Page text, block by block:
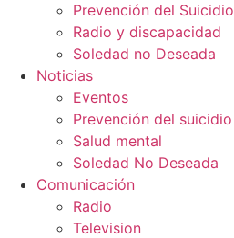
Prevención del Suicidio
Radio y discapacidad
Soledad no Deseada
Noticias
Eventos
Prevención del suicidio
Salud mental
Soledad No Deseada
Comunicación
Radio
Television